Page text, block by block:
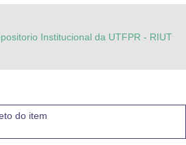
Institucional da UTFPR - RIUT
do item